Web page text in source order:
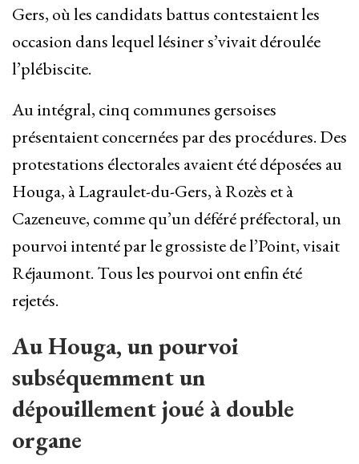
Gers, où les candidats battus contestaient les
occasion dans lequel lésiner s’vivait déroulée
l’plébiscite.
Au intégral, cinq communes gersoises
présentaient concernées par des procédures. Des
protestations électorales avaient été déposées au
Houga, à Lagraulet-du-Gers, à Rozès et à
Cazeneuve, comme qu’un déféré préfectoral, un
pourvoi intenté par le grossiste de l’Point, visait
Réjaumont. Tous les pourvoi ont enfin été
rejetés.
Au Houga, un pourvoi
subséquemment un
dépouillement joué à double
organe